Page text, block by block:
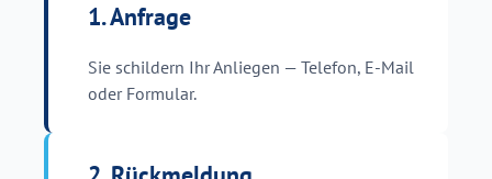
1. Anfrage
Sie schildern Ihr Anliegen — Telefon, E-Mail
oder Formular.